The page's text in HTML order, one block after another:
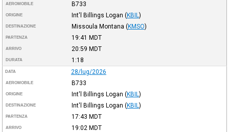
AEROMOBILE B733
ORIGINE Int'l Billings Logan (KBIL)
DESTINAZIONE Missoula Montana (KMSO)
PARTENZA 19:41 MDT
ARRIVO 20:59 MDT
DURATA 1:18
DATA 28/lug/2026
AEROMOBILE B733
ORIGINE Int'l Billings Logan (KBIL)
DESTINAZIONE Int'l Billings Logan (KBIL)
PARTENZA 17:43 MDT
ARRIVO 19:02 MDT